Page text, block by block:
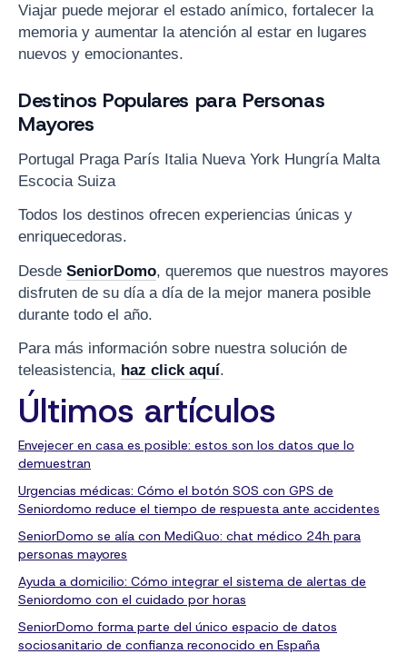
Viajar puede mejorar el estado anímico, fortalecer la
memoria y aumentar la atención al estar en lugares
nuevos y emocionantes.
Destinos Populares para Personas
Mayores
Portugal Praga París Italia Nueva York Hungría Malta
Escocia Suiza
Todos los destinos ofrecen experiencias únicas y
enriquecedoras.
Desde SeniorDomo, queremos que nuestros mayores
disfruten de su día a día de la mejor manera posible
durante todo el año.
Para más información sobre nuestra solución de
teleasistencia, haz click aquí.
Últimos artículos
Envejecer en casa es posible: estos son los datos que lo
demuestran
Urgencias médicas: Cómo el botón SOS con GPS de
Seniordomo reduce el tiempo de respuesta ante accidentes
SeniorDomo se alía con MediQuo: chat médico 24h para
personas mayores
Ayuda a domicilio: Cómo integrar el sistema de alertas de
Seniordomo con el cuidado por horas
SeniorDomo forma parte del único espacio de datos
sociosanitario de confianza reconocido en España